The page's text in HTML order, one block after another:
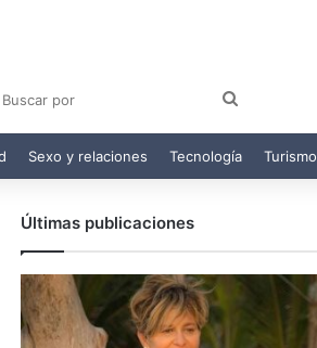
por
Sexo y relaciones Tecnología Turismo
Últimas publicaciones